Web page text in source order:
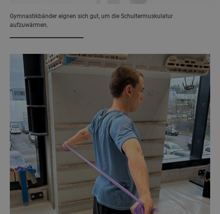
Gymnastikbänder eignen sich gut, um die Schultermuskulatur
aufzuwärmen.